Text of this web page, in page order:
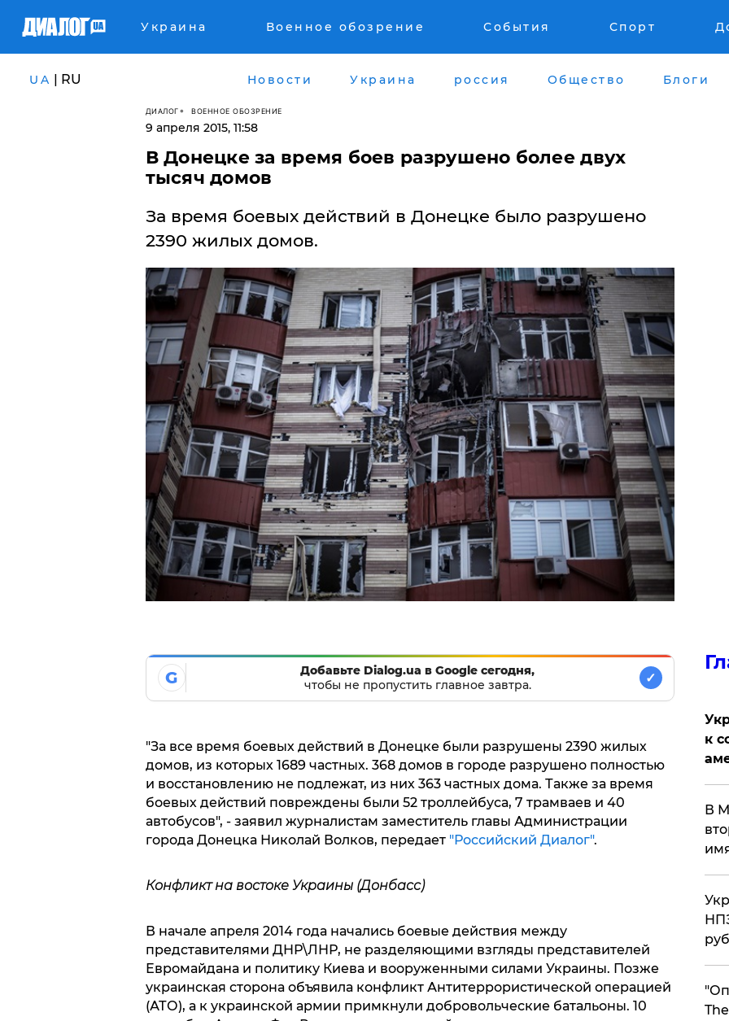
Украина Военное обозрение События Спорт
UA | RU Новости Украина россия Общество Блоги
ДИАЛОГ ВОЕННОЕ ОБОЗРЕНИЕ
9 апреля 2015, 11:58
В Донецке за время боев разрушено более двух
тысяч домов
За время боевых действий в Донецке было разрушено
2390 жилых домов.
G
Добавьте Dialog.ua в Google сегодня,
чтобы не пропустить главное завтра.
✓
"За все время боевых действий в Донецке были разрушены 2390 жилых
домов, из которых 1689 частных. 368 домов в городе разрушено полностью
и восстановлению не подлежат, из них 363 частных дома. Также за время
боевых действий повреждены были 52 троллейбуса, 7 трамваев и 40
автобусов", - заявил журналистам заместитель главы Администрации
города Донецка Николай Волков, передает "Российский Диалог".
Конфликт на востоке Украины (Донбасс)
В начале апреля 2014 года начались боевые действия между
представителями ДНР\ЛНР, не разделяющими взгляды представителей
Евромайдана и политику Киева и вооруженными силами Украины. Позже
украинская сторона объявила конфликт Антитеррористической операцией
(АТО), а к украинской армии примкнули добровольческие батальоны. 10
к
В